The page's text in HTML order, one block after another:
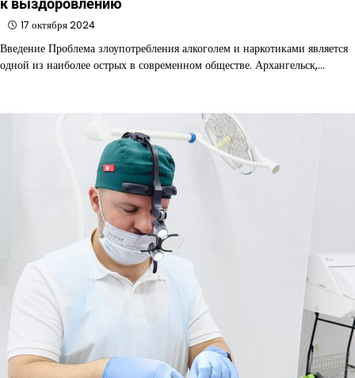
к выздоровлению
17 октября 2024
Введение Проблема злоупотребления алкоголем и наркотиками является
одной из наиболее острых в современном обществе. Архангельск,…